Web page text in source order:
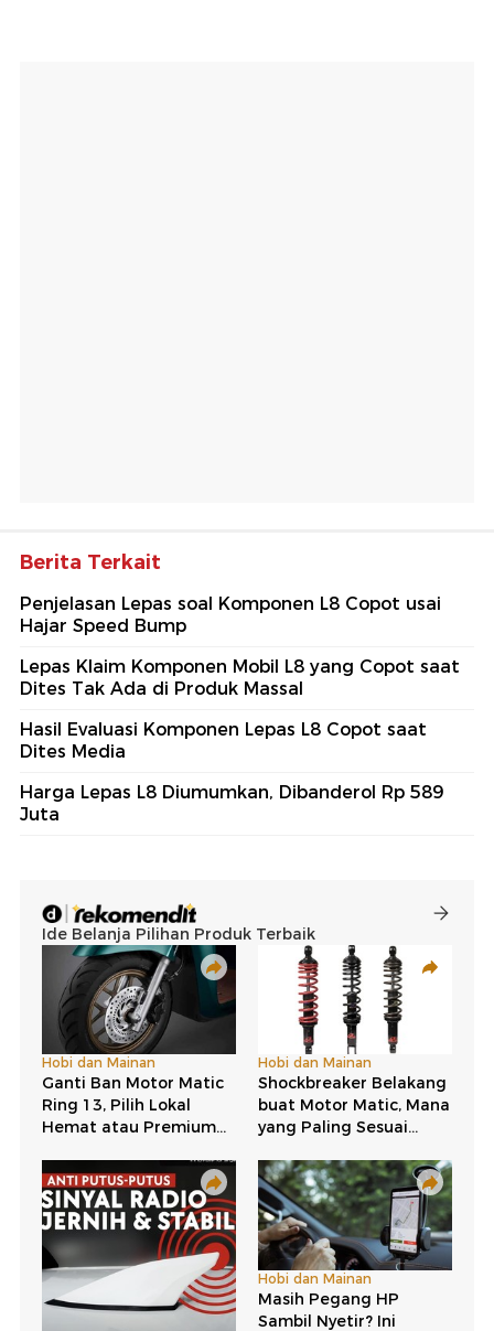
Berita Terkait
Penjelasan Lepas soal Komponen L8 Copot usai
Hajar Speed Bump
Lepas Klaim Komponen Mobil L8 yang Copot saat
Dites Tak Ada di Produk Massal
Hasil Evaluasi Komponen Lepas L8 Copot saat
Dites Media
Harga Lepas L8 Diumumkan, Dibanderol Rp 589
Juta